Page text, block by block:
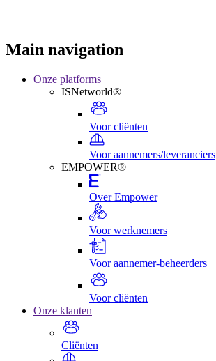
Main navigation
Onze platforms
ISNetworld®
Voor cliënten
Voor aannemers/leveranciers
EMPOWER®
Over Empower
Voor werknemers
Voor aannemer-beheerders
Voor cliënten
Onze klanten
Cliënten